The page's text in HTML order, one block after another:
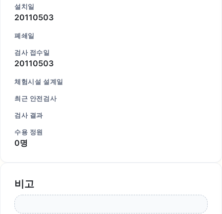
설치일
20110503
폐쇄일
검사 접수일
20110503
체험시설 설계일
최근 안전검사
검사 결과
수용 정원
0명
비고